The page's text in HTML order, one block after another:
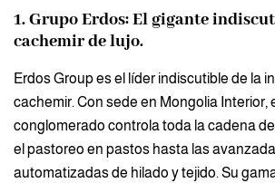
1. Grupo Erdos: El gigante
cachemir de lujo.
Erdos Group es el líder indiscutible de la
cachemir. Con sede en Mongolia Interior,
conglomerado controla toda la cadena
el pastoreo en pastos hasta las
automatizadas de hilado y tejido. Su